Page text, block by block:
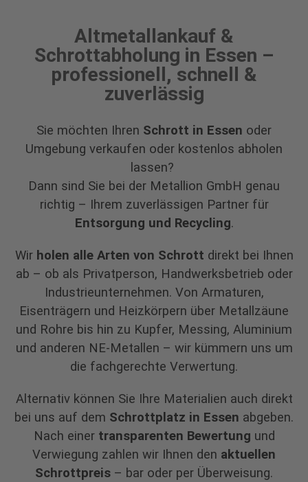
Management
Platform
&
eRecht24
Altmetallankauf &
Schrottabholung in Essen –
professionell, schnell &
zuverlässig
Sie möchten Ihren Schrott in Essen oder
Umgebung verkaufen oder kostenlos abholen
lassen?
Dann sind Sie bei der Metallion GmbH genau
richtig – Ihrem zuverlässigen Partner für
Entsorgung und Recycling.
Wir holen alle Arten von Schrott direkt bei Ihnen
ab – ob als Privatperson, Handwerksbetrieb oder
Industrieunternehmen. Von Armaturen,
Eisenträgern und Heizkörpern über Metallzäune
und Rohre bis hin zu Kupfer, Messing, Aluminium
und anderen NE-Metallen – wir kümmern uns um
die fachgerechte Verwertung.
Alternativ können Sie Ihre Materialien auch direkt
bei uns auf dem Schrottplatz in Essen abgeben.
Nach einer transparenten Bewertung und
Verwiegung zahlen wir Ihnen den aktuellen
Schrottpreis – bar oder per Überweisung.